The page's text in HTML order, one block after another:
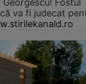
Georgescu! Fostul
va fi judecat